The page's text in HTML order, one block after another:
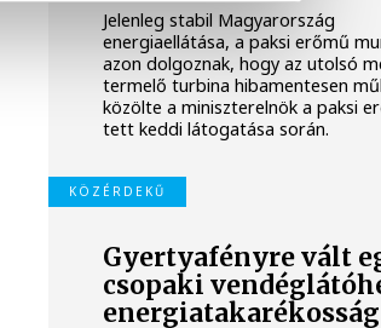
Jelenleg stabil Magyarország
energiaellátása, a paksi erőmű
azon dolgoznak, hogy az utolsó
termelő turbina hibamentesen
közölte a miniszterelnök a paksi
tett keddi látogatása során.
KÖZÉRDEKŰ
Gyertyafényre vált
csopaki
energiatakarékosság